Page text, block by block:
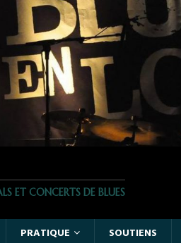
ET CONCERTS DE BLUES
PRATIQUE SOUTIENS